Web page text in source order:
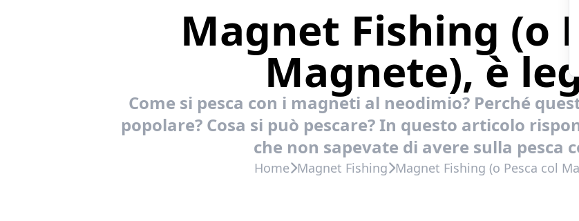
Magnet Fishing (o
Magnete), è
Come si pesca con i magneti al neodimio? Perché
popolare? Cosa si può pescare? In questo articolo
che non sapevate di avere sulla pesca
Home Magnet Fishing Magnet Fishing (o Pesca col